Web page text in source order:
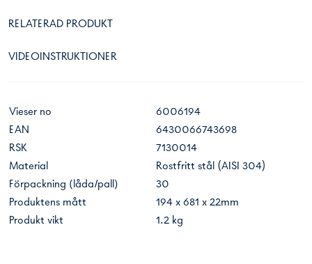
RELATERAD PRODUKT
VIDEOINSTRUKTIONER
Vieser no
6006194
EAN
6430066743698
RSK
7130014
Material
Rostfritt stål (AISI 304)
Förpackning (låda/pall)
30
Produktens mått
194 x 681 x 22mm
Produkt vikt
1.2 kg